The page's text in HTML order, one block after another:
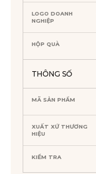
LOGO DOANH
NGHIỆP
HỘP QUÀ
THÔNG SỐ
MÃ SẢN PHẨM
XUẤT XỨ THƯƠNG
HIỆU
KIỂM TRA